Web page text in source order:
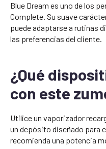
Blue Dream es uno de los
Complete. Su suave
puede adaptarse a rutinas
las preferencias del cliente.
¿Qué
con este
Utilice un vaporizador
un depósito diseñado para
recomienda una potencia